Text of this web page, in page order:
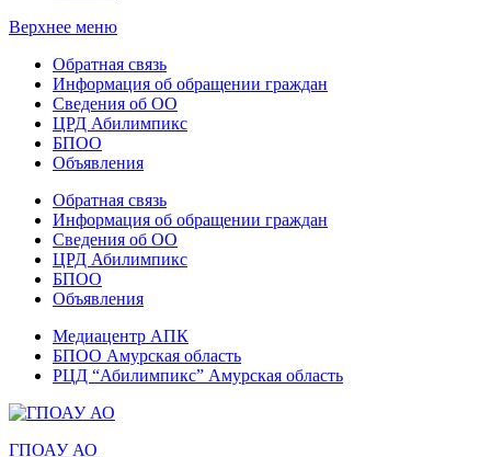
Верхнее меню
Обратная связь
Информация об обращении граждан
Сведения об ОО
ЦРД Абилимпикс
БПОО
Объявления
Обратная связь
Информация об обращении граждан
Сведения об ОО
ЦРД Абилимпикс
БПОО
Объявления
Медиацентр АПК
БПОО Амурская область
РЦД “Абилимпикс” Амурская область
ГПОАУ АО